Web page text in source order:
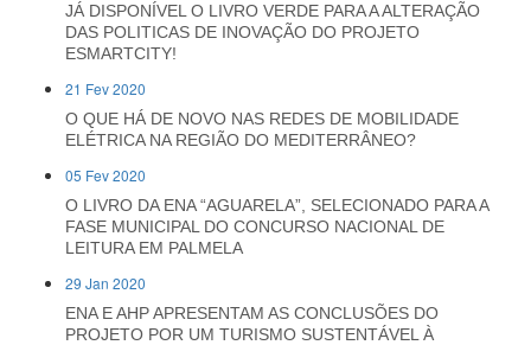
JÁ DISPONÍVEL O LIVRO VERDE PARA A ALTERAÇÃO
DAS POLITICAS DE INOVAÇÃO DO PROJETO
ESMARTCITY!
21 Fev 2020
O QUE HÁ DE NOVO NAS REDES DE MOBILIDADE
ELÉTRICA NA REGIÃO DO MEDITERRÂNEO?
05 Fev 2020
O LIVRO DA ENA “AGUARELA”, SELECIONADO PARA A
FASE MUNICIPAL DO CONCURSO NACIONAL DE
LEITURA EM PALMELA
29 Jan 2020
ENA E AHP APRESENTAM AS CONCLUSÕES DO
PROJETO POR UM TURISMO SUSTENTÁVEL À